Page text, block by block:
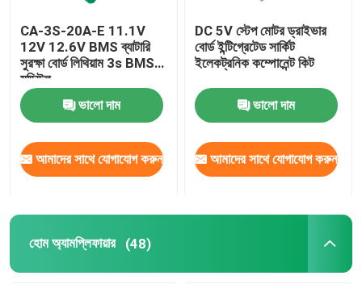
CA-3S-20A-E 11.1V
12V 12.6V BMS ব্যাটারি
সুরক্ষা বোর্ড লিথিয়াম 3s BMS
মডিউল
ভালো দাম
আমাদের সাথে যোগাযোগ করুন
DC 5V স্টেপ মোটর ড্রাইভার
বোর্ড ইন্টিগ্রেটেড সার্কিট
ইলেকট্রনিক কম্পোনেন্ট কিট
ভালো দাম
আমাদের সাথে যোগাযোগ করুন
হোম অ্যামপ্লিফায়ার (48)